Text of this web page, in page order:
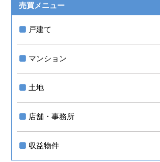
売買メニュー
戸建て
マンション
土地
店舗・事務所
収益物件